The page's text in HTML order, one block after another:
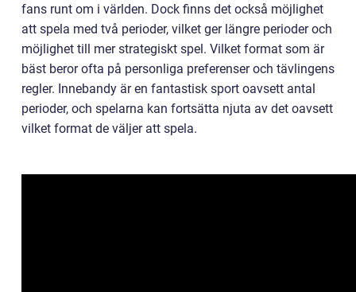
fans runt om i världen. Dock finns det också möjlighet
att spela med två perioder, vilket ger längre perioder och
möjlighet till mer strategiskt spel. Vilket format som är
bäst beror ofta på personliga preferenser och tävlingens
regler. Innebandy är en fantastisk sport oavsett antal
perioder, och spelarna kan fortsätta njuta av det oavsett
vilket format de väljer att spela.